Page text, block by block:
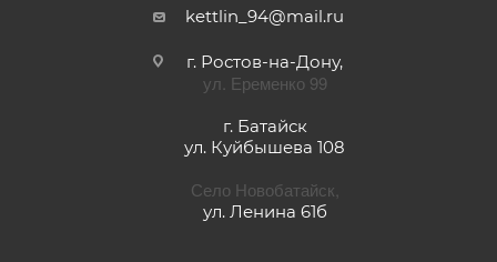
kettlin_94@mail.ru
г. Ростов-на-Дону,
ул. Еременко 99
г. Батайск
ул. Куйбышева 108
Село Новобатайск,
ул. Ленина 61б